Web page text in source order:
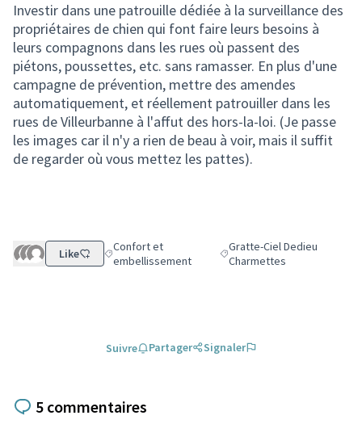
Investir dans une patrouille dédiée à la surveillance des
propriétaires de chien qui font faire leurs besoins à
leurs compagnons dans les rues où passent des
piétons, poussettes, etc. sans ramasser. En plus d'une
campagne de prévention, mettre des amendes
automatiquement, et réellement patrouiller dans les
rues de Villeurbanne à l'affut des hors-la-loi. (Je passe
les images car il n'y a rien de beau à voir, mais il suffit
de regarder où vous mettez les pattes).
Like Filtrer les résultats de la catégorie : Confort et
Confort et
embellissement
Filtrer les résultats pour le
Gratte-Ciel Dedieu
Charmettes
Suivre Partager Signaler
5 commentaires